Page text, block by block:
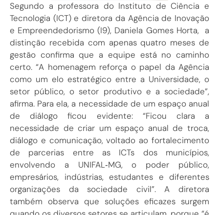
Segundo a professora do Instituto de Ciência e
Tecnologia (ICT) e diretora da Agência de Inovação
e Empreendedorismo (I9), Daniela Gomes Horta, a
distinção recebida com apenas quatro meses de
gestão confirma que a equipe está no caminho
certo. “A homenagem reforça o papel da Agência
como um elo estratégico entre a Universidade, o
setor público, o setor produtivo e a sociedade”,
afirma. Para ela, a necessidade de um espaço anual
de diálogo ficou evidente: “Ficou clara a
necessidade de criar um espaço anual de troca,
diálogo e comunicação, voltado ao fortalecimento
de parcerias entre as ICTs dos municípios,
envolvendo a UNIFAL‑MG, o poder público,
empresários, indústrias, estudantes e diferentes
organizações da sociedade civil”. A diretora
também observa que soluções eficazes surgem